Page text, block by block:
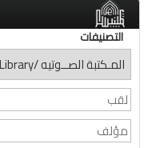
التصنيفات